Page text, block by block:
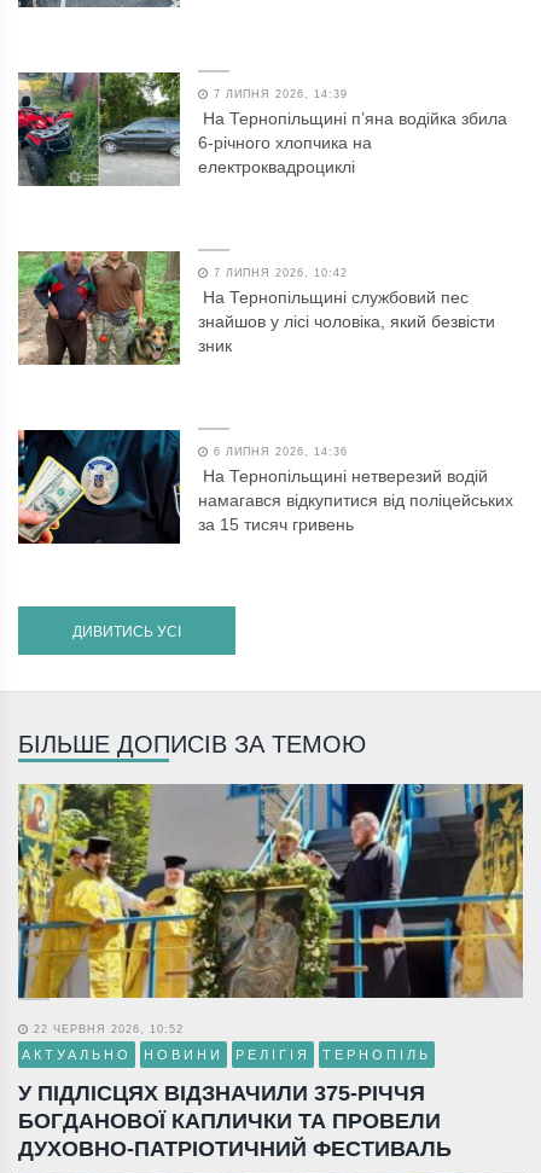
7 ЛИПНЯ 2026, 14:39
На Тернопільщині п’яна водійка збила
6-річного хлопчика на
електроквадроциклі
7 ЛИПНЯ 2026, 10:42
На Тернопільщині службовий пес
знайшов у лісі чоловіка, який безвісти
зник
6 ЛИПНЯ 2026, 14:36
На Тернопільщині нетверезий водій
намагався відкупитися від поліцейських
за 15 тисяч гривень
ДИВИТИСЬ УСІ
БІЛЬШЕ ДОПИСІВ ЗА ТЕМОЮ
22 ЧЕРВНЯ 2026, 10:52
АКТУАЛЬНО НОВИНИ РЕЛІГІЯ ТЕРНОПІЛЬ
У ПІДЛІСЦЯХ ВІДЗНАЧИЛИ 375-РІЧЧЯ
БОГДАНОВОЇ КАПЛИЧКИ ТА ПРОВЕЛИ
ДУХОВНО-ПАТРІОТИЧНИЙ ФЕСТИВАЛЬ